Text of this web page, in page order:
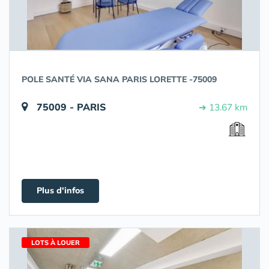
POLE SANTÉ VIA SANA PARIS LORETTE -75009
75009 - PARIS ➔ 13.67 km
Plus d'infos
LOTS À LOUER